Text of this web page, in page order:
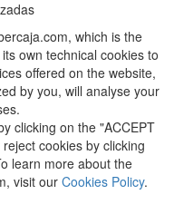
which is the
own technical cookies to
offered on the website,
by you, will analyse your
clicking on the "ACCEPT
cookies by clicking
learn more about the
visit our Cookies Policy.